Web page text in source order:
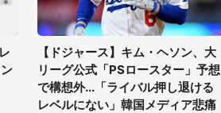
【ドジャース】キム・ヘソン、大
リーグ公式「PSロースター」予想
で構想外...「ライバル押し退ける
レベルにない」韓国メディア悲痛